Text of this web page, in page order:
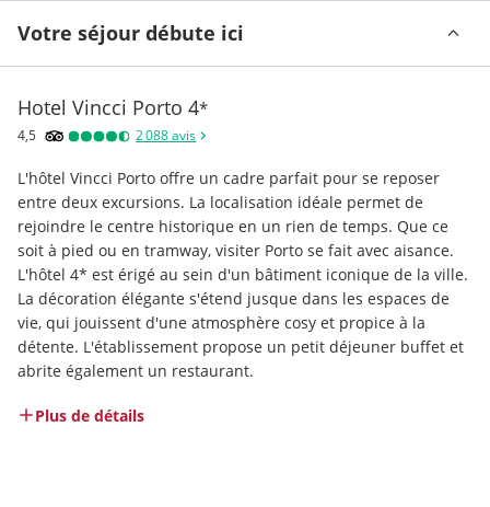
Votre séjour débute ici
Hotel Vincci Porto 4*
4,5 2 088avis
L'hôtel Vincci Porto offre un cadre parfait pour se reposer
entre deux excursions. La localisation idéale permet de
rejoindre le centre historique en un rien de temps. Que ce
soit à pied ou en tramway, visiter Porto se fait avec aisance.
L'hôtel 4* est érigé au sein d'un bâtiment iconique de la ville.
La décoration élégante s'étend jusque dans les espaces de
vie, qui jouissent d'une atmosphère cosy et propice à la
détente. L'établissement propose un petit déjeuner buffet et
abrite également un restaurant.
Plus de détails